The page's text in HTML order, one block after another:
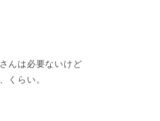
んは必要ないけど
くらい。